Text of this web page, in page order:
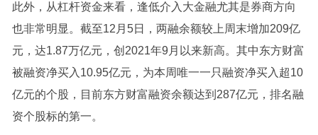
此外，从杠杆资金来看，逢低介入大金融尤其是券商方向
也非常明显。截至12月5日，两融余额较上周末增加209亿
元，达1.87万亿元，创2021年9月以来新高。其中东方财富
被融资净买入10.95亿元，为本周唯一一只融资净买入超10
亿元的个股，目前东方财富融资余额达到287亿元，排名融
资个股标的第一。